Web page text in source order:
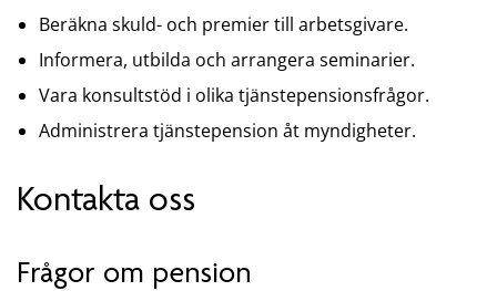
Beräkna skuld- och premier till arbetsgivare.
Informera, utbilda och arrangera seminarier.
Vara konsultstöd i olika tjänstepensionsfrågor.
Administrera tjänstepension åt myndigheter.
Kontakta oss
Frågor om pension